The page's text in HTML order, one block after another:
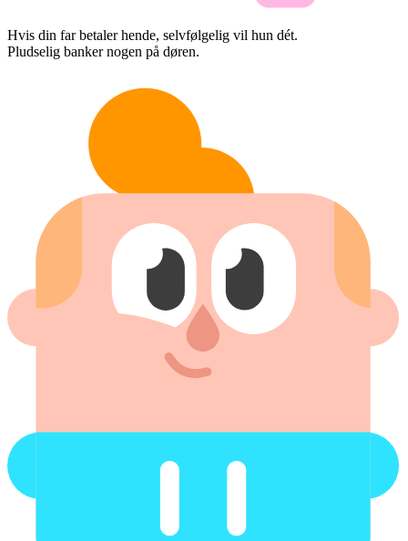
Hvis din far betaler hende, selvfølgelig vil hun dét.
Pludselig banker nogen på døren.